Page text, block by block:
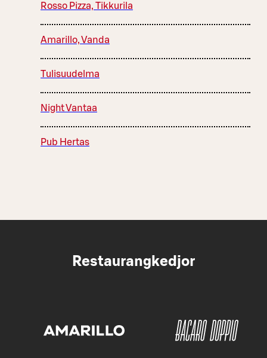
Rosso Pizza, Tikkurila
Amarillo, Vanda
Tulisuudelma
Night Vantaa
Pub Hertas
Restaurangkedjor